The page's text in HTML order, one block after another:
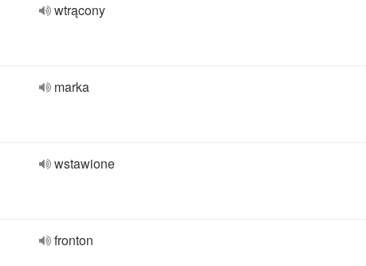
wtrącony
marka
wstawione
fronton